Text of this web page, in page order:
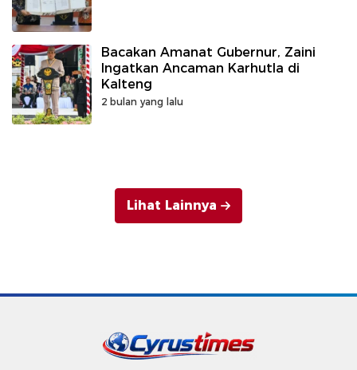
Bacakan Amanat Gubernur, Zaini
Ingatkan Ancaman Karhutla di
Kalteng
2 bulan yang lalu
Lihat Lainnya